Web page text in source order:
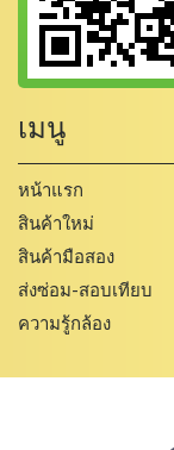
เมนู
หน้าแรก
สินค้าใหม่
สินค้ามือสอง
ส่งซ่อม-สอบเทียบ
ความรู้กล้อง